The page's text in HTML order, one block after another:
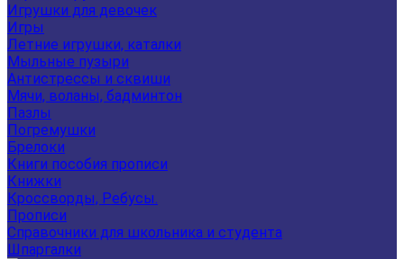
Игрушки для девочек
Игры
Летние игрушки, каталки
Мыльные пузыри
Антистрессы и сквиши
Мячи, воланы, бадминтон
Пазлы
Погремушки
Брелоки
Книги пособия прописи
Книжки
Кроссворды, Ребусы.
Прописи
Справочники для школьника и студента
Шпаргалки